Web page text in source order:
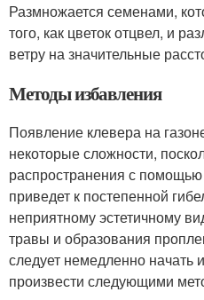
Размножается семенами,
того, как цветок отцвел, и
ветру на значительные
Методы избавления
Появление клевера на
некоторые сложности,
распространения с
приведет к постепенной
неприятному эстетичному
травы и образования
следует немедленно начать
произвести следующими